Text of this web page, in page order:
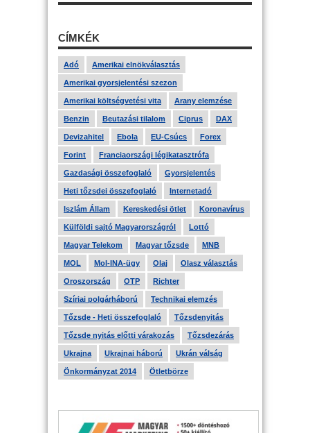
CÍMKÉK
Adó Amerikai elnökválasztás
Amerikai gyorsjelentési szezon
Amerikai költségvetési vita Arany elemzése
Benzin Beutazási tilalom Ciprus DAX
Devizahitel Ebola EU-Csúcs Forex
Forint Franciaországi légikatasztrófa
Gazdasági összefoglaló Gyorsjelentés
Heti tőzsdei összefoglaló Internetadó
Iszlám Állam Kereskedési ötlet Koronavírus
Külföldi sajtó Magyarországról Lottó
Magyar Telekom Magyar tőzsde MNB
MOL Mol-INA-ügy Olaj Olasz választás
Oroszország OTP Richter
Szíriai polgárháború Technikai elemzés
Tőzsde - Heti összefoglaló Tőzsdenyitás
Tőzsde nyitás előtti várakozás Tőzsdezárás
Ukrajna Ukrajnai háború Ukrán válság
Önkormányzat 2014 Ötletbörze